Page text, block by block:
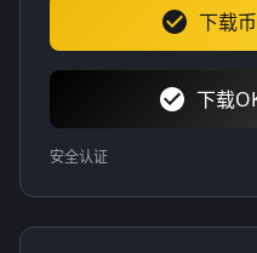
下载
下载
安全认证